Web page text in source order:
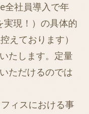
全社員導入で年
現！ ）の具体的
えております）
たします。定量
ただけるのでは
ィスにおける事